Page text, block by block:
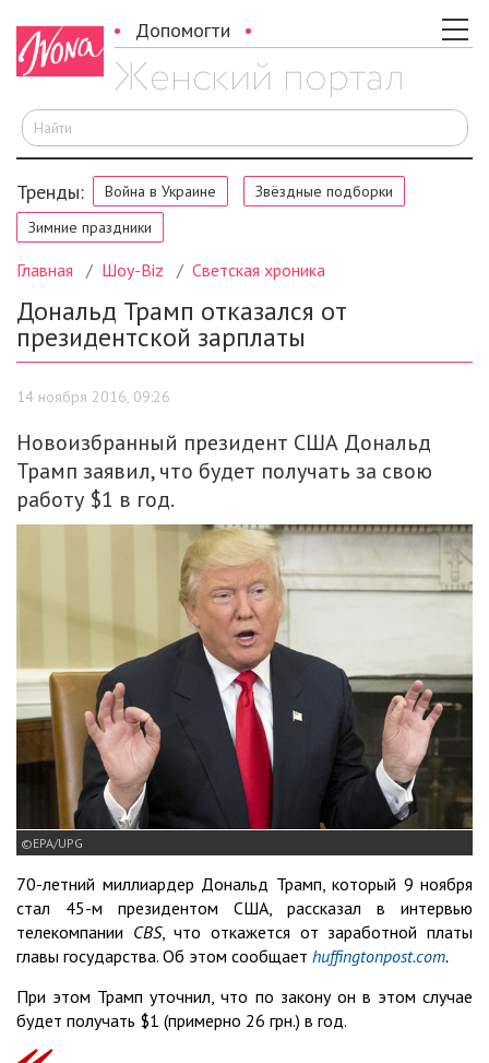
Допомогти
Тренды: Война в Украине
Звёздные подборки
Зимние праздники
Главная Шоу-Biz Светская хроника
Дональд Трамп отказался от
президентской зарплаты
14 ноября 2016, 09:26
Новоизбранный президент США Дональд
Трамп заявил, что будет получать за свою
работу $1 в год.
EPA/UPG
70-летний миллиардер Дональд Трамп, который 9 ноября
стал 45-м президентом США, рассказал в интервью
телекомпании СBS, что откажется от заработной платы
главы государства. Об этом сообщает huffingtonpost.com.
При этом Трамп уточнил, что по закону он в этом случае
будет получать $1 (примерно 26 грн.) в год.